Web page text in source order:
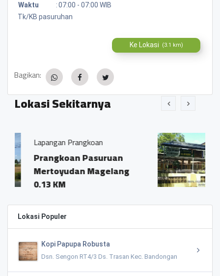
Waktu
:07:00 - 07:00 WIB
Tk/KB pasuruhan
Ke Lokasi (3.1 km)
Bagikan:
Lokasi Sekitarnya
Pasuruan
Magelang
MI Al Huda
Dusun
Pasuruhan,
0.01 KM
Lokasi Populer
Kopi Papupa Robusta
Dsn. Sengon RT4/3 Ds. Trasan Kec. Bandongan